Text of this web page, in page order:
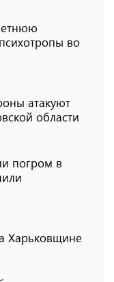
во
атакуют
области
погром в
Харьковщине